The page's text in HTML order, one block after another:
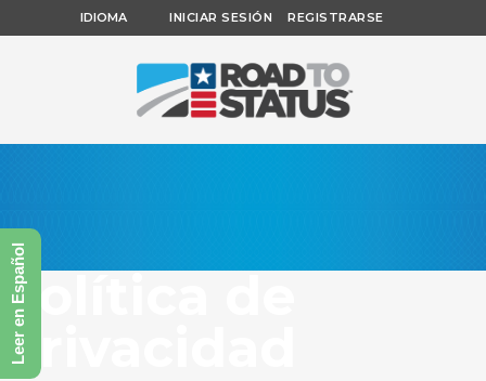
IDIOMA INICIAR SESIÓN REGISTRARSE
Política de
Privacidad
Leer en Español